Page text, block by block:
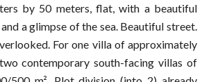
by 50 meters, flat, with a beautiful
a glimpse of the sea. Beautiful street.
For one villa of approximately
contemporary south-facing villas of